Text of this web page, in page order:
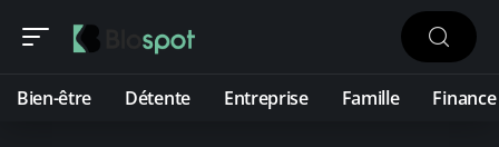
Bien-être Détente Entreprise Famille Finance